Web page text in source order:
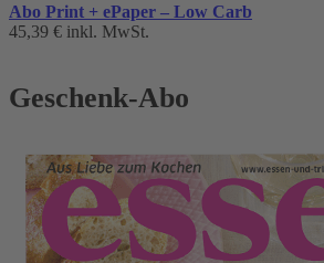
Abo Print + ePaper – Low Carb
45,39 € inkl. MwSt.
Geschenk-Abo